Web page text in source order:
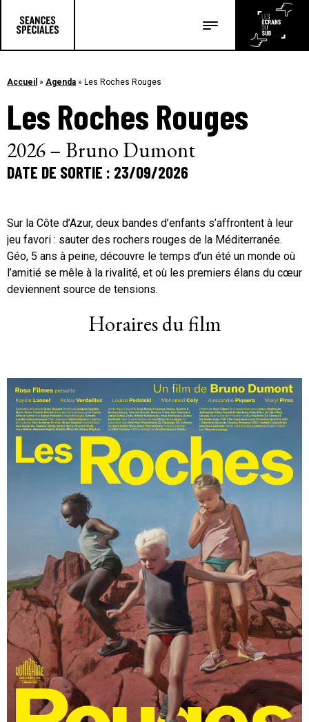
Les articles
Accueil » Agenda » Les Roches Rouges
Les Roches Rouges
2026 – Bruno Dumont
DATE DE SORTIE : 23/09/2026
Sur la Côte d’Azur, deux bandes d’enfants s’affrontent à leur
jeu favori : sauter des rochers rouges de la Méditerranée.
Géo, 5 ans à peine, découvre le temps d’un été un monde où
l’amitié se mêle à la rivalité, et où les premiers élans du cœur
deviennent source de tensions.
Horaires du film